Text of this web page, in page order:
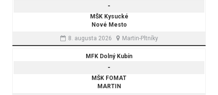
-
MŠK Kysucké
Nové Mesto
8. augusta 2026
Martin-Pltníky
MFK Dolný Kubín
-
MŠK FOMAT
MARTIN